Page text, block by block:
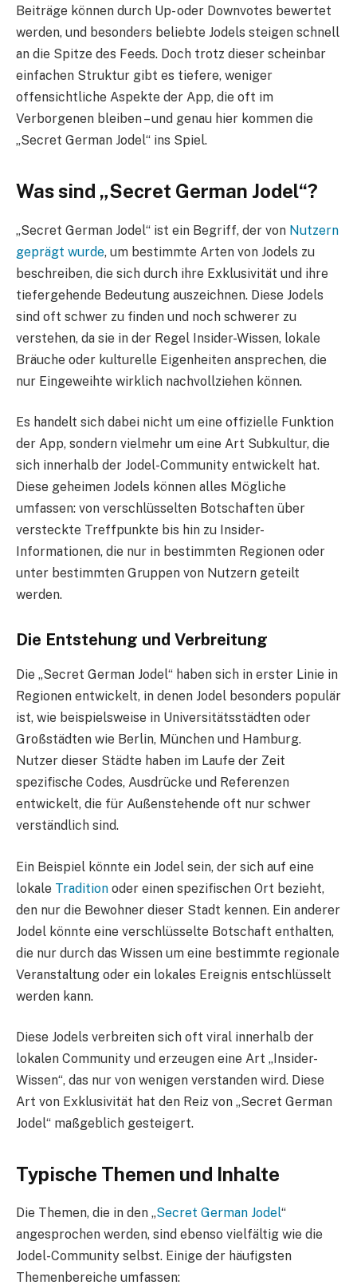
Beiträge können durch Up- oder Downvotes bewertet
werden, und besonders beliebte Jodels steigen schnell
an die Spitze des Feeds. Doch trotz dieser scheinbar
einfachen Struktur gibt es tiefere, weniger
offensichtliche Aspekte der App, die oft im
Verborgenen bleiben – und genau hier kommen die
„Secret German Jodel“ ins Spiel.
Was sind „Secret German Jodel“?
„Secret German Jodel“ ist ein Begriff, der von Nutzern
geprägt wurde, um bestimmte Arten von Jodels zu
beschreiben, die sich durch ihre Exklusivität und ihre
tiefergehende Bedeutung auszeichnen. Diese Jodels
sind oft schwer zu finden und noch schwerer zu
verstehen, da sie in der Regel Insider-Wissen, lokale
Bräuche oder kulturelle Eigenheiten ansprechen, die
nur Eingeweihte wirklich nachvollziehen können.
Es handelt sich dabei nicht um eine offizielle Funktion
der App, sondern vielmehr um eine Art Subkultur, die
sich innerhalb der Jodel-Community entwickelt hat.
Diese geheimen Jodels können alles Mögliche
umfassen: von verschlüsselten Botschaften über
versteckte Treffpunkte bis hin zu Insider-
Informationen, die nur in bestimmten Regionen oder
unter bestimmten Gruppen von Nutzern geteilt
werden.
Die Entstehung und Verbreitung
Die „Secret German Jodel“ haben sich in erster Linie in
Regionen entwickelt, in denen Jodel besonders populär
ist, wie beispielsweise in Universitätsstädten oder
Großstädten wie Berlin, München und Hamburg.
Nutzer dieser Städte haben im Laufe der Zeit
spezifische Codes, Ausdrücke und Referenzen
entwickelt, die für Außenstehende oft nur schwer
verständlich sind.
Ein Beispiel könnte ein Jodel sein, der sich auf eine
lokale Tradition oder einen spezifischen Ort bezieht,
den nur die Bewohner dieser Stadt kennen. Ein anderer
Jodel könnte eine verschlüsselte Botschaft enthalten,
die nur durch das Wissen um eine bestimmte regionale
Veranstaltung oder ein lokales Ereignis entschlüsselt
werden kann.
Diese Jodels verbreiten sich oft viral innerhalb der
lokalen Community und erzeugen eine Art „Insider-
Wissen“, das nur von wenigen verstanden wird. Diese
Art von Exklusivität hat den Reiz von „Secret German
Jodel“ maßgeblich gesteigert.
Typische Themen und Inhalte
Die Themen, die in den „Secret German Jodel“
angesprochen werden, sind ebenso vielfältig wie die
Jodel-Community selbst. Einige der häufigsten
Themenbereiche umfassen: